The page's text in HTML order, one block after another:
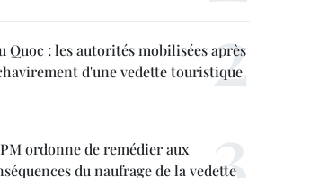
Quoc : les autorités mobilisées après
d'une vedette touristique
ordonne de remédier aux
du naufrage de la vedette